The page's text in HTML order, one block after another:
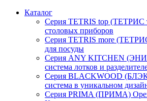
Каталог
Серия TETRIS top (ТЕТРИС
столовых приборов
Серия TETRIS more
для посуды
Серия ANY KITCHEN
система лотков и
Серия BLACKWOOD
система в уникальном
Серия PRIMA (ПРИМА)